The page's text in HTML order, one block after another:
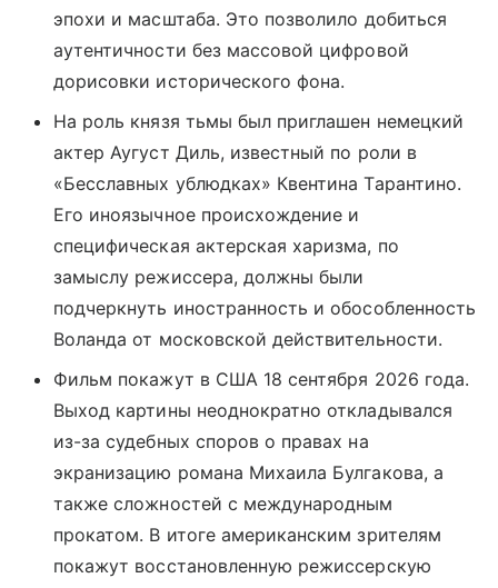
эпохи и масштаба. Это позволило добиться
аутентичности без массовой цифровой
дорисовки исторического фона.
На роль князя тьмы был приглашен немецкий
актер Аугуст Диль, известный по роли в
«Бесславных ублюдках» Квентина Тарантино.
Его иноязычное происхождение и
специфическая актерская харизма, по
замыслу режиссера, должны были
подчеркнуть иностранность и обособленность
Воланда от московской действительности.
Фильм покажут в США 18 сентября 2026 года.
Выход картины неоднократно откладывался
из-за судебных споров о правах на
экранизацию романа Михаила Булгакова, а
также сложностей с международным
прокатом. В итоге американским зрителям
покажут восстановленную режиссерскую